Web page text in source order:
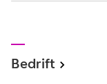
Bedrift